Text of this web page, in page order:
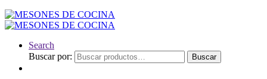
Search
Buscar por:
Buscar